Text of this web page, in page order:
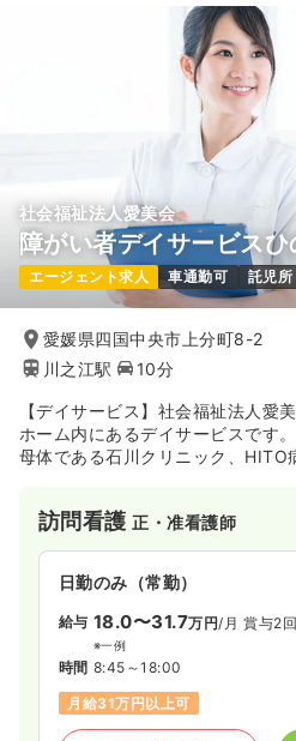
社会福祉法人愛美会
障がい者デイサービスひ
エージェント求人 車通勤可 託児所
愛媛県四国中央市上分町8-2
川之江駅
10分
【デイサービス】社会福祉法人愛
ホーム内にあるデイサービスです
母体である石川クリニック、HITO
訪問看護正・准看護師
日勤のみ（常勤）
給与 18.0〜31.7万円/月 賞与2回
※一例
時間 8:45～18:00
月給31万円以上可